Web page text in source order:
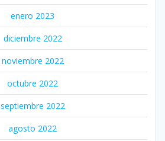
enero 2023
diciembre 2022
noviembre 2022
octubre 2022
septiembre 2022
agosto 2022